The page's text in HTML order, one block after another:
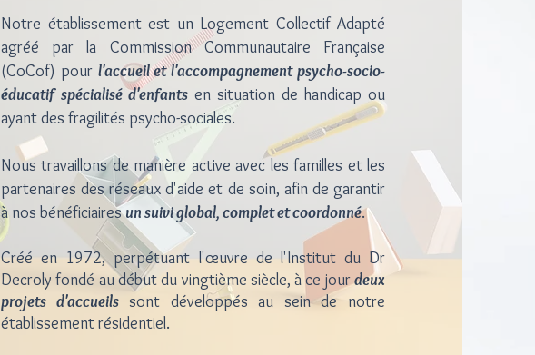
Notre établissement est un Logement Collectif Adapté
agréé par la Commission Communautaire Française
(CoCof) pour l'accueil et l'accompagnement psycho-socio-
éducatif spécialisé d'enfants en situation de handicap ou
ayant des fragilités psycho-sociales.
Nous travaillons de manière active avec les familles et les
partenaires des réseaux d'aide et de soin, afin de garantir
à nos bénéficiairesun suivi global, complet et coordonné.
Créé en 1972, perpétuant l'œuvre de l'Institut du Dr
Decroly fondé au début du vingtième siècle, à ce jourdeux
projets d'accueilssont développés au sein de notre
établissement résidentiel.